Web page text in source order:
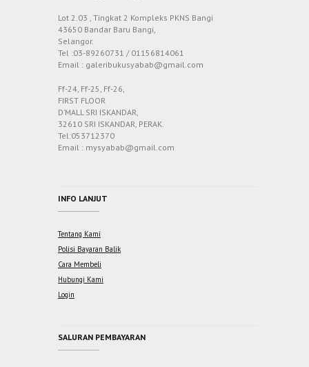
Lot 2.03 , Tingkat 2 Kompleks PKNS Bangi
43650 Bandar Baru Bangi,
Selangor.
Tel :03-89260731 / 01156814061
Email : galeribukusyabab@gmail.com
Ff-24, Ff-25, Ff-26,
FIRST FLOOR
D’MALL SRI ISKANDAR,
32610 SRI ISKANDAR, PERAK.
Tel:053712370
Email : mysyabab@gmail.com
INFO LANJUT
Tentang Kami
Polisi Bayaran Balik
Cara Membeli
Hubungi Kami
Login
SALURAN PEMBAYARAN